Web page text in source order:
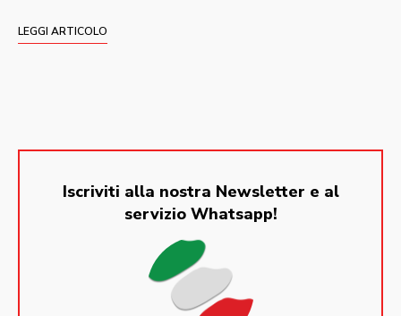
LEGGI ARTICOLO
Iscriviti alla nostra Newsletter e al
servizio Whatsapp!